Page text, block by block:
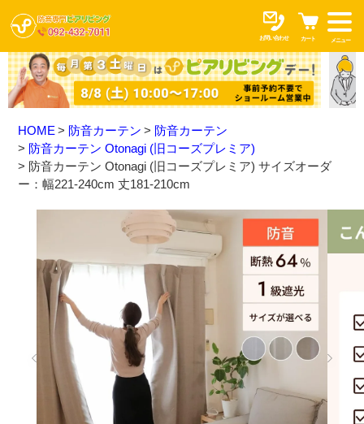
お問い合わせ カート メニュー
HOME 防音カーテン
防音カーテン
防音カーテン Otonagi (旧コーズプレミア)
防音カーテン Otonagi (旧コーズプレミア) サイズオーダ
ー：幅221-240cm 丈181-210cm